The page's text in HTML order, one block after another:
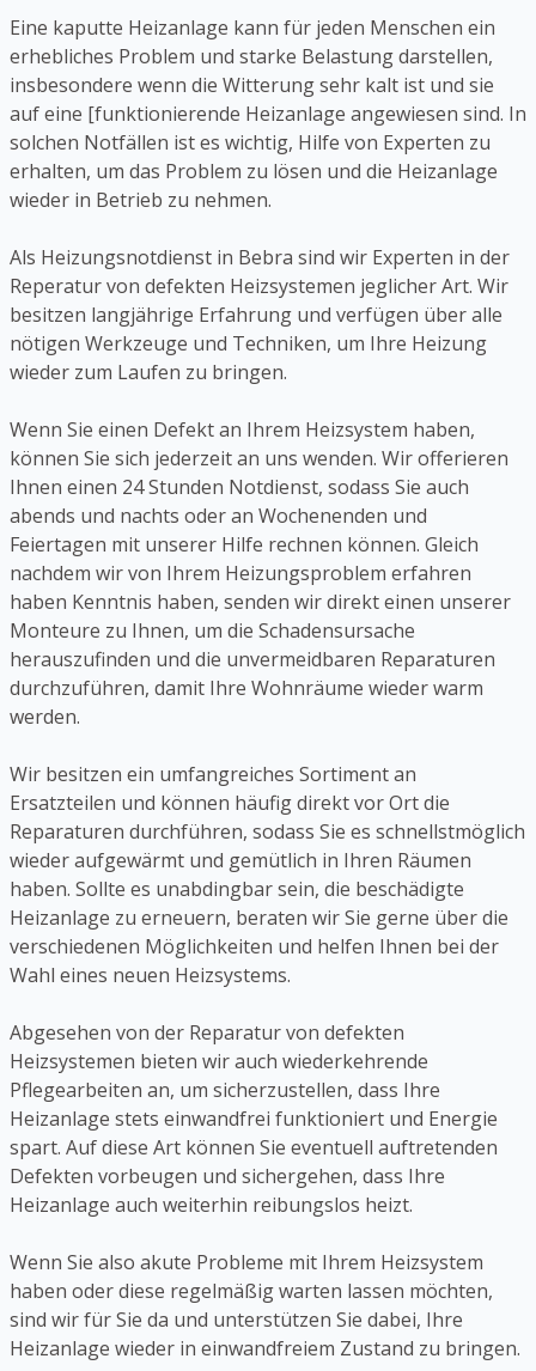
Eine kaputte Heizanlage kann für jeden Menschen ein
erhebliches Problem und starke Belastung darstellen,
insbesondere wenn die Witterung sehr kalt ist und sie
auf eine [funktionierende Heizanlage angewiesen sind. In
solchen Notfällen ist es wichtig, Hilfe von Experten zu
erhalten, um das Problem zu lösen und die Heizanlage
wieder in Betrieb zu nehmen.
Als Heizungsnotdienst in Bebra sind wir Experten in der
Reperatur von defekten Heizsystemen jeglicher Art. Wir
besitzen langjährige Erfahrung und verfügen über alle
nötigen Werkzeuge und Techniken, um Ihre Heizung
wieder zum Laufen zu bringen.
Wenn Sie einen Defekt an Ihrem Heizsystem haben,
können Sie sich jederzeit an uns wenden. Wir offerieren
Ihnen einen 24 Stunden Notdienst, sodass Sie auch
abends und nachts oder an Wochenenden und
Feiertagen mit unserer Hilfe rechnen können. Gleich
nachdem wir von Ihrem Heizungsproblem erfahren
haben Kenntnis haben, senden wir direkt einen unserer
Monteure zu Ihnen, um die Schadensursache
herauszufinden und die unvermeidbaren Reparaturen
durchzuführen, damit Ihre Wohnräume wieder warm
werden.
Wir besitzen ein umfangreiches Sortiment an
Ersatzteilen und können häufig direkt vor Ort die
Reparaturen durchführen, sodass Sie es schnellstmöglich
wieder aufgewärmt und gemütlich in Ihren Räumen
haben. Sollte es unabdingbar sein, die beschädigte
Heizanlage zu erneuern, beraten wir Sie gerne über die
verschiedenen Möglichkeiten und helfen Ihnen bei der
Wahl eines neuen Heizsystems.
Abgesehen von der Reparatur von defekten
Heizsystemen bieten wir auch wiederkehrende
Pflegearbeiten an, um sicherzustellen, dass Ihre
Heizanlage stets einwandfrei funktioniert und Energie
spart. Auf diese Art können Sie eventuell auftretenden
Defekten vorbeugen und sichergehen, dass Ihre
Heizanlage auch weiterhin reibungslos heizt.
Wenn Sie also akute Probleme mit Ihrem Heizsystem
haben oder diese regelmäßig warten lassen möchten,
sind wir für Sie da und unterstützen Sie dabei, Ihre
Heizanlage wieder in einwandfreiem Zustand zu bringen.